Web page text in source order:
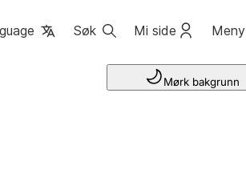
Søk Mi side Meny
Mørk bakgrunn